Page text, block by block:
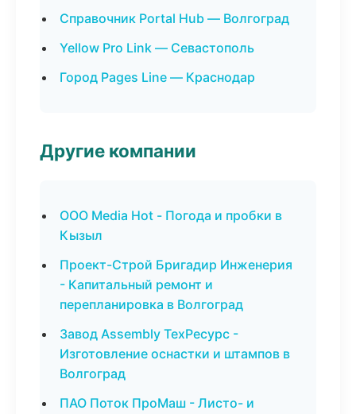
Справочник Portal Hub — Волгоград
Yellow Pro Link — Севастополь
Город Pages Line — Краснодар
Другие компании
ООО Media Hot - Погода и пробки в
Кызыл
Проект-Строй Бригадир Инженерия
- Капитальный ремонт и
перепланировка в Волгоград
Завод Assembly ТехРесурс -
Изготовление оснастки и штампов в
Волгоград
ПАО Поток ПроМаш - Листо- и